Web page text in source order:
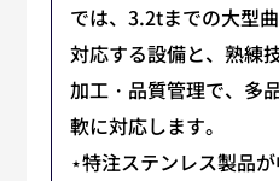
では、3.2tまでの大型
対応する設備と、熟練
加工・品質管理で、多
軟に対応します。
⋆特注ステンレス製品